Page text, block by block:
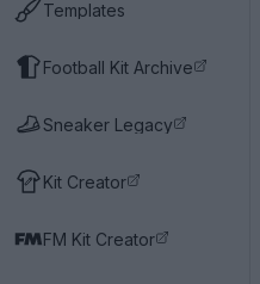
Templates
Football Kit Archive
Sneaker Legacy
Kit Creator
FM Kit Creator